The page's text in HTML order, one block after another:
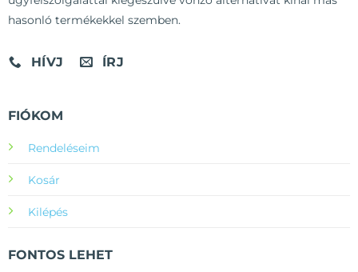
hasonló termékekkel szemben.
HÍVJ ÍRJ
FIÓKOM
Rendeléseim
Kosár
Kilépés
FONTOS LEHET